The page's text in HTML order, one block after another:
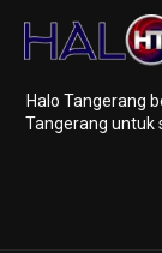
Halo Tangerang
Tangerang untuk